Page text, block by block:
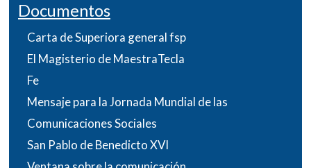
Documentos
Carta de Superiora general fsp
El Magisterio de MaestraTecla
Fe
Mensaje para la Jornada Mundial de las
Comunicaciones Sociales
San Pablo de Benedicto XVI